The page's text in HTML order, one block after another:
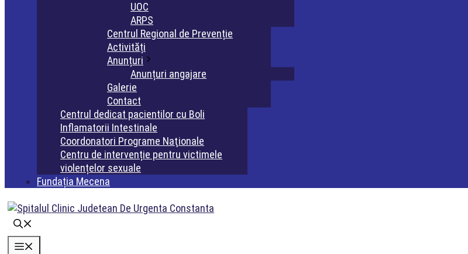
UOC
ARPS
Centrul Regional de Prevenție
Activități
Anunțuri
Anunțuri angajare
Galerie
Contact
Centrul dedicat pacientilor cu Boli
Inflamatorii Intestinale
Coordonatori Programe Naţionale
Centru de intervenție pentru victimele
violențelor sexuale
Fundația Mecena